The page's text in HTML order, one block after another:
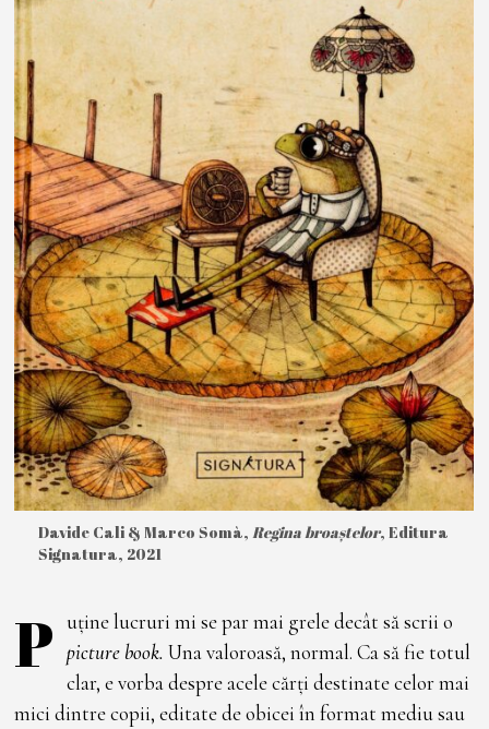
Davide Cali & Marco Somà, Regina broaștelor, Editura
Signatura, 2021
P
uține lucruri mi se par mai grele decât să scrii o
picture book. Una valoroasă, normal. Ca să fie totul
clar, e vorba despre acele cărți destinate celor mai
mici dintre copii, editate de obicei în format mediu sau